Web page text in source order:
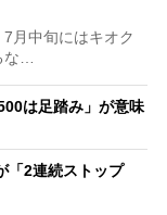
月中旬にはキオク
…
は足踏み」が意味
「2連続ストップ